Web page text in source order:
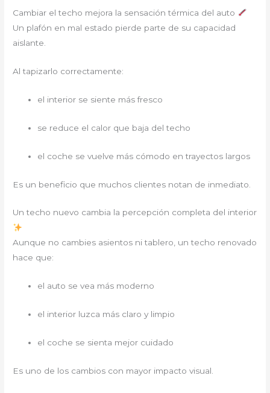
Cambiar el techo mejora la sensación térmica del auto
Un plafón en mal estado pierde parte de su capacidad
aislante.
Al tapizarlo correctamente:
el interior se siente más fresco
se reduce el calor que baja del techo
el coche se vuelve más cómodo en trayectos largos
Es un beneficio que muchos clientes notan de inmediato.
Un techo nuevo cambia la percepción completa del interior
Aunque no cambies asientos ni tablero, un techo renovado
hace que:
el auto se vea más moderno
el interior luzca más claro y limpio
el coche se sienta mejor cuidado
Es uno de los cambios con mayor impacto visual.